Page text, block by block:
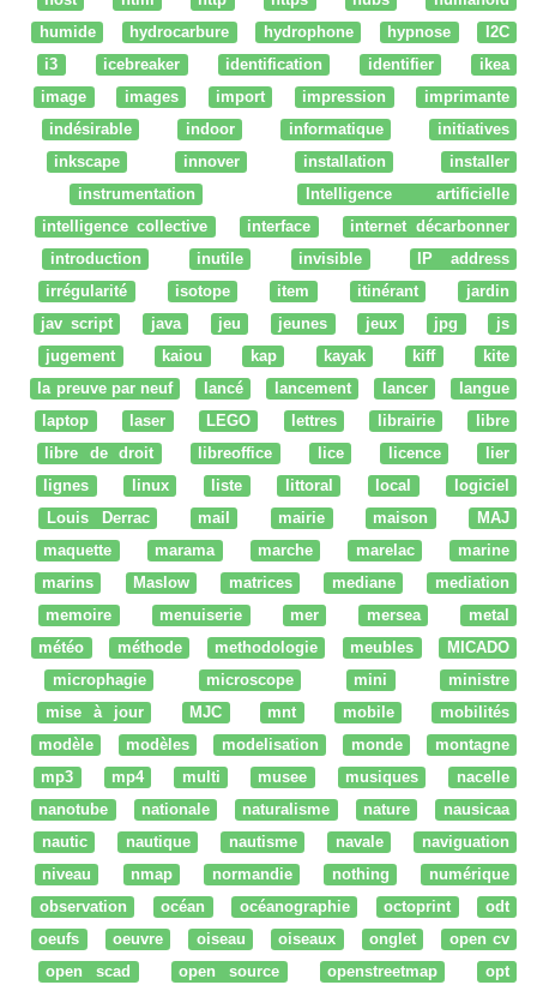
humide
hydrocarbure hydrophone hypnose
I2C
i3
icebreaker identification identifier
ikea
image
images import impression
imprimante
indésirable
indoor informatique
initiatives
inkscape
innover installation
installer
instrumentation
Intelligence artificielle
intelligence collective
interface
internet décarbonner
introduction
inutile invisible
IP address
irrégularité
isotope item itinérant
jardin
jav script
java jeu jeunes jeux jpg
js
jugement
kaiou kap kayak kiff
kite
la preuve par neuf
lancé lancement lancer
langue
laptop
laser LEGO lettres librairie
libre
libre de droit
libreoffice lice licence
lier
lignes
linux liste littoral local
logiciel
Louis Derrac
mail mairie maison
MAJ
maquette
marama marche marelac
marine
marins
Maslow matrices mediane
mediation
memoire
menuiserie mer mersea
metal
météo
méthode methodologie meubles
MICADO
microphagie
microscope mini
ministre
mise à jour
MJC mnt mobile
mobilités
modèle
modèles modelisation monde
montagne
mp3
mp4 multi musee musiques
nacelle
nanotube
nationale naturalisme nature
nausicaa
nautic
nautique nautisme navale
naviguation
niveau
nmap normandie nothing
numérique
observation
océan océanographie octoprint
odt
oeufs
oeuvre oiseau oiseaux onglet
open cv
open scad
open source openstreetmap
opt